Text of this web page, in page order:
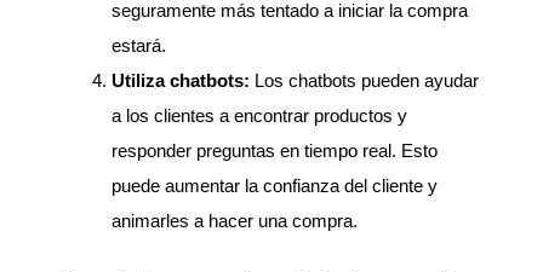
seguramente más tentado a iniciar la compra
estará.
Utiliza chatbots: Los chatbots pueden ayudar
a los clientes a encontrar productos y
responder preguntas en tiempo real. Esto
puede aumentar la confianza del cliente y
animarles a hacer una compra.